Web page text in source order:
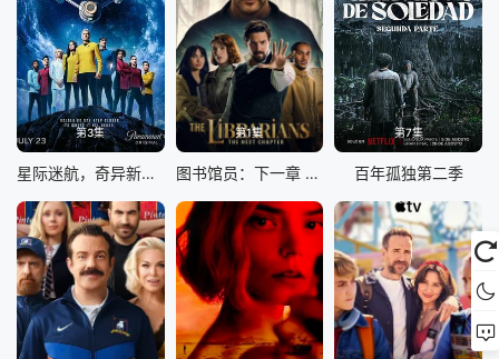
第3集
星际迷航，奇异新世界第四季
第1集
图书馆员：下一章 第二季
第7集
百年孤独第二季